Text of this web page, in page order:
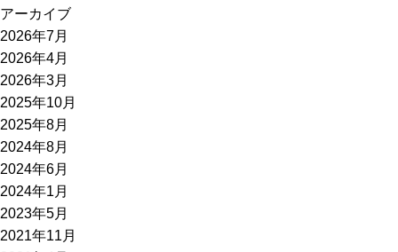
アーカイブ
2026年7月
2026年4月
2026年3月
2025年10月
2025年8月
2024年8月
2024年6月
2024年1月
2023年5月
2021年11月